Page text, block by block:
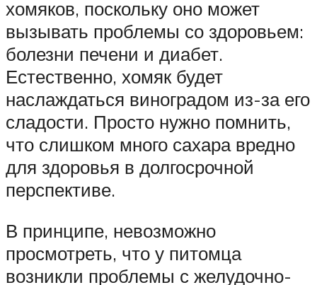
хомяков, поскольку оно может
вызывать проблемы со здоровьем:
болезни печени и диабет.
Естественно, хомяк будет
наслаждаться виноградом из-за его
сладости. Просто нужно помнить,
что слишком много сахара вредно
для здоровья в долгосрочной
перспективе.
В принципе, невозможно
просмотреть, что у питомца
возникли проблемы с желудочно-